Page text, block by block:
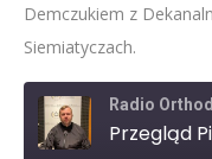
Demczukiem z
Siemiatyczach.
Radio